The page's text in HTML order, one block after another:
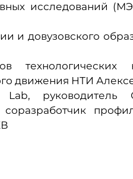
исследований
и довузовского
технологических
движения НТИ
руководитель